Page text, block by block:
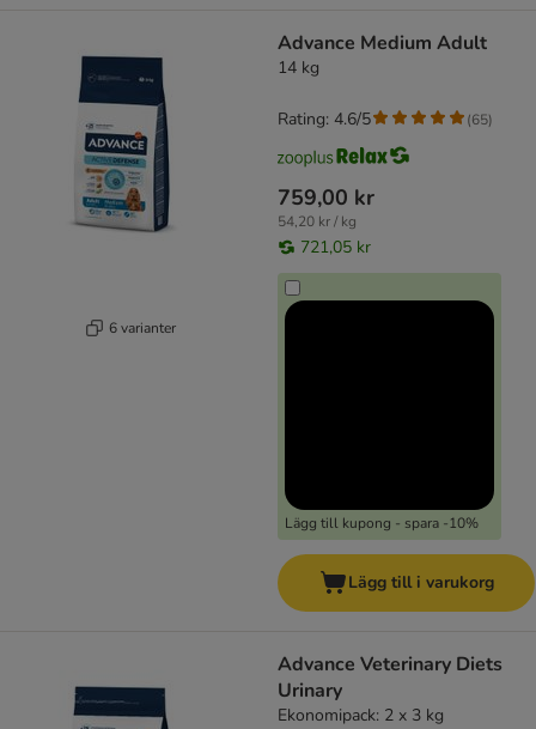
6 varianter
Advance Medium Adult
14 kg
759,00 kr
54,20 kr / kg
721,05 kr
Lägg till kupong - spara -10%
Rating: 4.6/5 (65)
Lägg till i varukorg
Advance Veterinary Diets
Urinary
Ekonomipack: 2 x 3 kg